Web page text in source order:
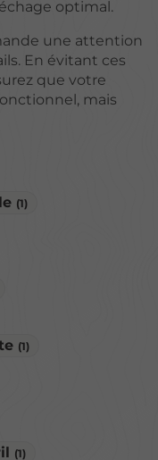
(1)
(1)
(1)
optimal.
une attention
En évitant ces
que votre
mais